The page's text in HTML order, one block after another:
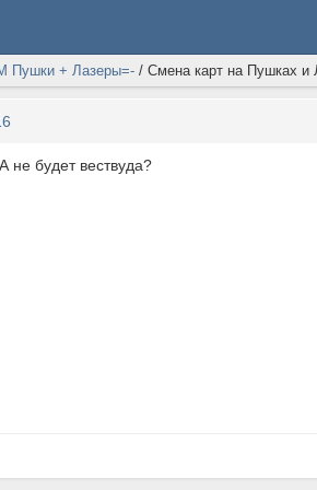
Пушки + Лазеры=-/ Смена карт на Пушках и
не будет вествуда?